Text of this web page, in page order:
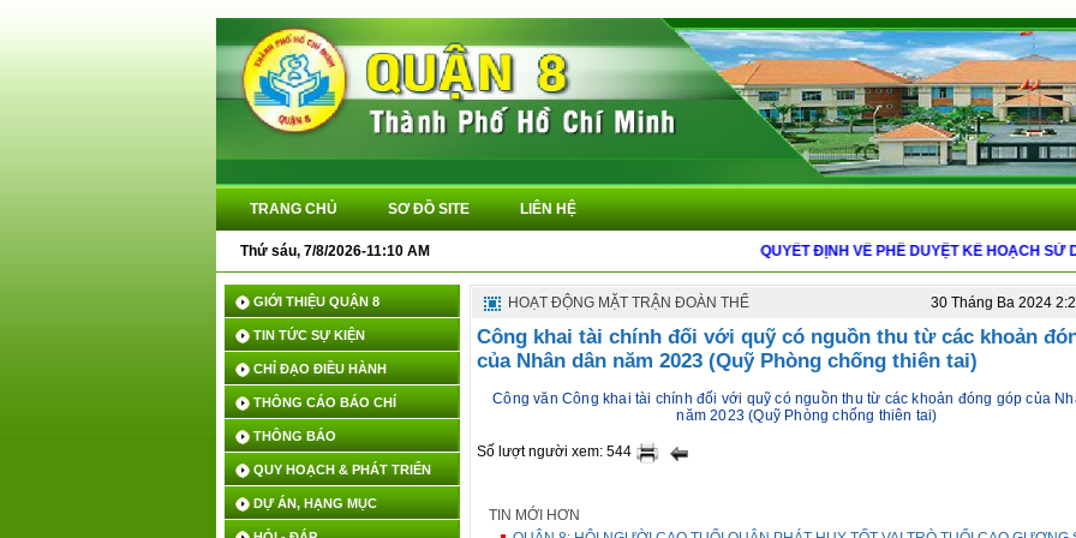
TRANG CHỦ SƠ ĐỒ SITE LIÊN HỆ
Thứ sáu, 7/8/2026-11:10 AM QUYẾT ĐỊNH VỀ PHÊ DUYỆT KẾ HOẠCH SỬ
GIỚI THIỆU QUẬN 8
TIN TỨC SỰ KIỆN
CHỈ ĐẠO ĐIỀU HÀNH
THÔNG CÁO BÁO CHÍ
THÔNG BÁO
QUY HOẠCH & PHÁT TRIỂN
DỰ ÁN, HẠNG MỤC
HOẠT ĐỘNG MẶT TRẬN ĐOÀN THỂ 30 Tháng Ba 2024
Công khai tài chính đối với quỹ có nguồn thu từ các khoản
của Nhân dân năm 2023 (Quỹ Phòng chống thiên tai)
Công văn Công khai tài chính đối với quỹ có nguồn thu từ các khoản đóng góp của
năm 2023 (Quỹ Phòng chống thiên tai)
Số lượt người xem: 544
TIN MỚI HƠN